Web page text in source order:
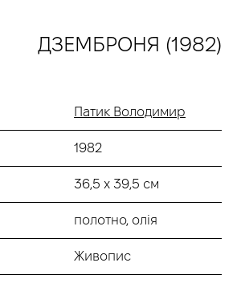
ДЗЕМБРОНЯ (1982)
Патик Володимир
1982
36,5 х 39,5 см
полотно, олія
Живопис